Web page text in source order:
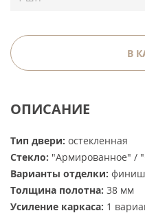
В
ОПИСАНИЕ
Тип двери: остекленная
Стекло: "Армированное" /
Варианты отделки:
Толщина полотна: 38 мм
Усиление каркаса: 1